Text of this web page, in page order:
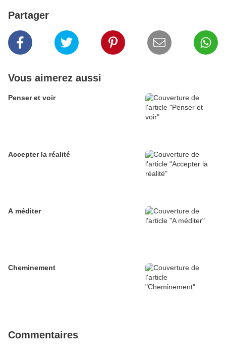
Partager
Vous aimerez aussi
Penser et voir
Accepter la réalité
A méditer
Cheminement
Commentaires